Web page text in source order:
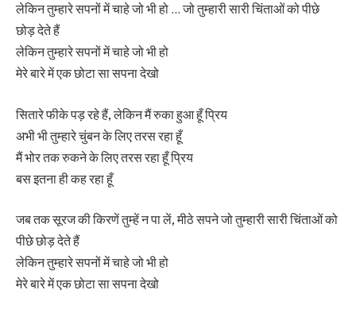
लेकिन तुम्हारे सपनों में चाहे जो भी हो … जो तुम्हारी सारी चिंताओं को पीछे
छोड़ देते हैं
लेकिन तुम्हारे सपनों में चाहे जो भी हो
मेरे बारे में एक छोटा सा सपना देखो
सितारे फीके पड़ रहे हैं, लेकिन मैं रुका हुआ हूँ प्रिय
अभी भी तुम्हारे चुंबन के लिए तरस रहा हूँ
मैं भोर तक रुकने के लिए तरस रहा हूँ प्रिय
बस इतना ही कह रहा हूँ
जब तक सूरज की किरणें तुम्हें न पा लें, मीठे सपने जो तुम्हारी सारी चिंताओं को
पीछे छोड़ देते हैं
लेकिन तुम्हारे सपनों में चाहे जो भी हो
मेरे बारे में एक छोटा सा सपना देखो